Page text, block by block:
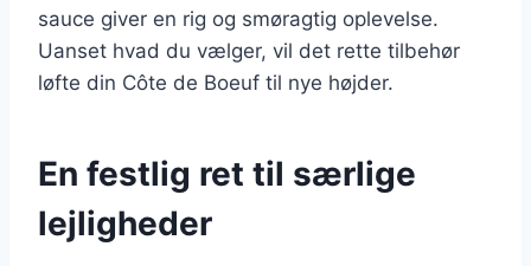
sauce giver en rig og smøragtig oplevelse.
Uanset hvad du vælger, vil det rette tilbehør
løfte din Côte de Boeuf til nye højder.
En festlig ret til særlige
lejligheder